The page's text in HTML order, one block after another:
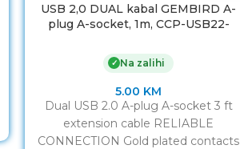
USB 2,0 DUAL kabal GEMBIRD A-
plug A-socket, 1m, CCP-USB22-
✓ Na zalihi
5.00 KM
Dual USB 2.0 A-plug A-socket 3 ft
extension cable RELIABLE
CONNECTION Gold plated contacts